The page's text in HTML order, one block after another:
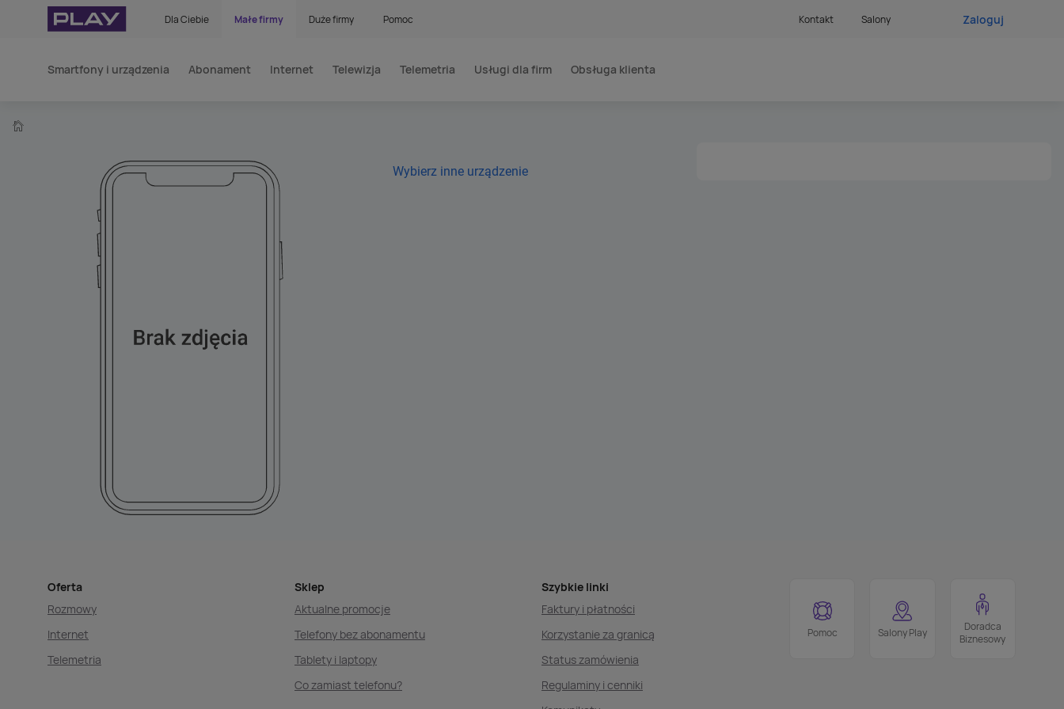
Dla Ciebie Małe firmy Duże firmy Pomoc Kontakt Salony Zaloguj
Smartfony i urządzenia Abonament Internet Telewizja Telemetria Usługi dla firm Obsługa klienta
Wybierz inne urządzenie
Oferta
Rozmowy
Internet
Telemetria
Sklep
Aktualne promocje
Telefony bez abonamentu
Tablety i laptopy
Co zamiast telefonu?
Szybkie linki
Faktury i płatności
Korzystanie za granicą
Status zamówienia
Regulaminy i cenniki
Pomoc Salony Play
Doradca
Biznesowy